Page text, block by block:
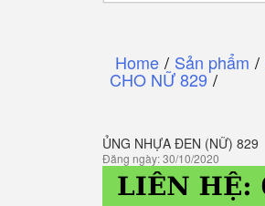
Home / Sản phẩm /
CHO NỮ 829 /
ỦNG NHỰA ĐEN (NỮ) 829
Đăng ngày: 30/10/2020